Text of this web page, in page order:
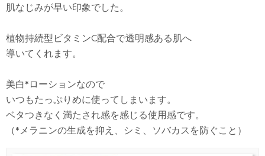
肌なじみが早い印象でした。
植物持続型ビタミンC配合で透明感ある肌へ
導いてくれます。
美白*ローションなので
いつもたっぷりめに使ってしまいます。
ベタつきなく満たされ感を感じる使用感です。
（*メラニンの生成を抑え、シミ、ソバカスを防ぐこと）